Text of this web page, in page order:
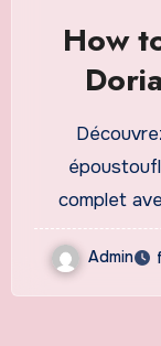
How
complet
Admin